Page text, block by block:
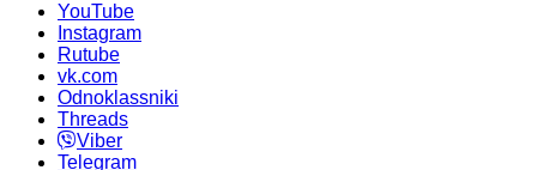
YouTube
Instagram
Rutube
vk.com
Odnoklassniki
Threads
Viber
Telegram